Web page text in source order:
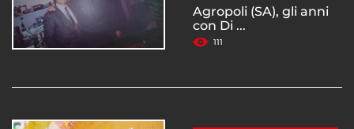
Agropoli (SA), gli anni
con Di ...
111